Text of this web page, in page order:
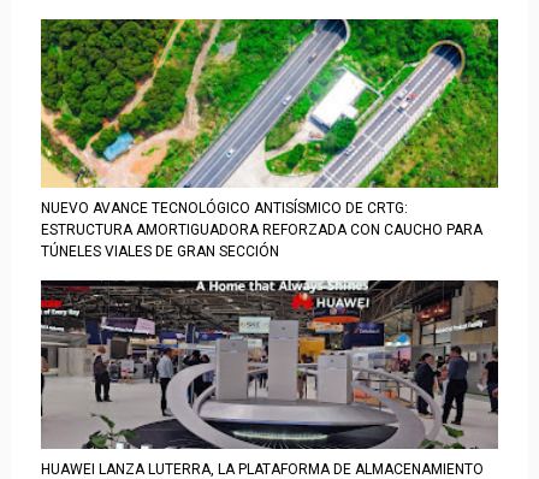
NUEVO AVANCE TECNOLÓGICO ANTISÍSMICO DE CRTG:
ESTRUCTURA AMORTIGUADORA REFORZADA CON CAUCHO PARA
TÚNELES VIALES DE GRAN SECCIÓN
HUAWEI LANZA LUTERRA, LA PLATAFORMA DE ALMACENAMIENTO